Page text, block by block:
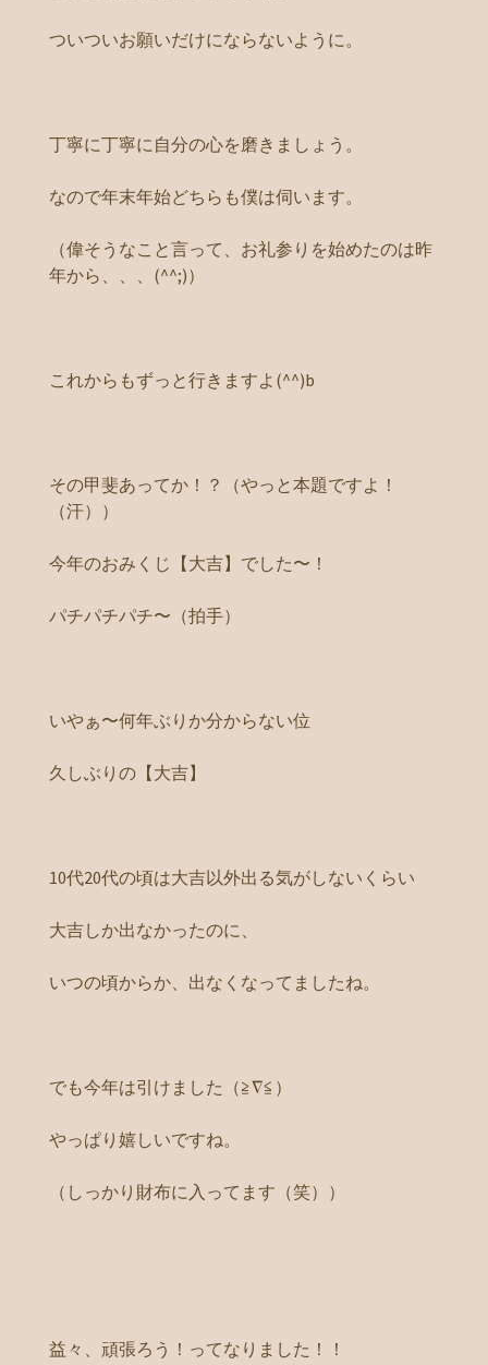
ついついお願いだけにならないように。
丁寧に丁寧に自分の心を磨きましょう。
なので年末年始どちらも僕は伺います。
（偉そうなこと言って、お礼参りを始めたのは昨
年から、、、(^^;)）
これからもずっと行きますよ(^^)b
その甲斐あってか！？（やっと本題ですよ！
（汗））
今年のおみくじ【大吉】でした〜！
パチパチパチ〜（拍手）
いやぁ〜何年ぶりか分からない位
久しぶりの【大吉】
10代20代の頃は大吉以外出る気がしないくらい
大吉しか出なかったのに、
いつの頃からか、出なくなってましたね。
でも今年は引けました（≧∇≦）
やっぱり嬉しいですね。
（しっかり財布に入ってます（笑））
益々、頑張ろう！ってなりました！！